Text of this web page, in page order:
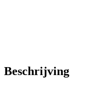
Beschrijving